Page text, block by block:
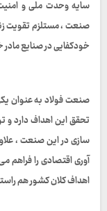
سایه وحدت ملی و
صنعت ، مستلزم تقویت
خودکفایی در صنایع
صنعت فولاد به‌ عنوان
تحقق این اهداف دارد و
سازی در این صنعت ،
آوری اقتصادی را فراهم
اهداف کلان کشور هم‌